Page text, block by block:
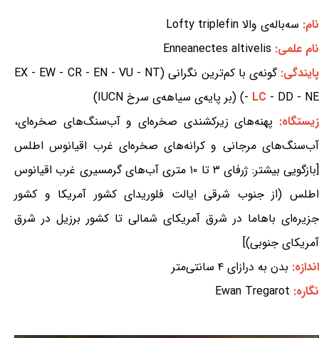
نام: سه‌باله‌ی والا Lofty triplefin
نام علمی: Enneanectes altivelis
پایندگی:
گونه‌ی با کم‌ترین نگرانی (EX - EW - CR - EN - VU - NT
- LC - DD - NE) (بر پایه‌ی سیاهه‌ی سرخ IUCN)
زیستگاه: پهنه‌های زیرکشندی صخره‌ای و آب‌سنگ‌های صخره‌ای،
آب‌سنگ‌های مرجانی و کرانه‌های صخره‌ای غرب اقیانوس اطلس
[بازگویی بیشتر: ژرفای ۳ تا ۱۰ متری آب‌های گرمسیری غرب اقیانوس
اطلس (از جنوب شرقی ایالت فلوریدای کشور آمریکا و کشور
جزیره‌ای باهاما در شرق آمریکای شمالی تا کشور برزیل در شرق
آمریکای جنوبی)]
اندازه: بدن به درازای ۴ سانتی‌متر
نگاره: Ewan Tregarot